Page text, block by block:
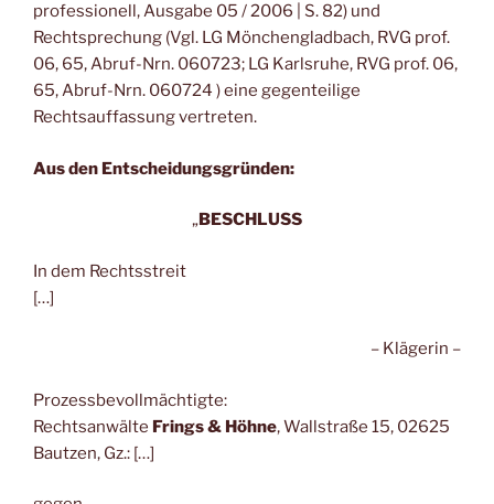
professionell, Ausgabe 05 / 2006 | S. 82) und
Rechtsprechung (Vgl. LG Mönchengladbach, RVG prof.
06, 65, Abruf-Nrn. 060723; LG Karlsruhe, RVG prof. 06,
65, Abruf-Nrn. 060724 ) eine gegenteilige
Rechtsauffassung vertreten.
Aus den Entscheidungsgründen:
„BESCHLUSS
In dem Rechtsstreit
[…]
– Klägerin –
Prozessbevollmächtigte:
Rechtsanwälte Frings & Höhne, Wallstraße 15, 02625
Bautzen, Gz.: […]